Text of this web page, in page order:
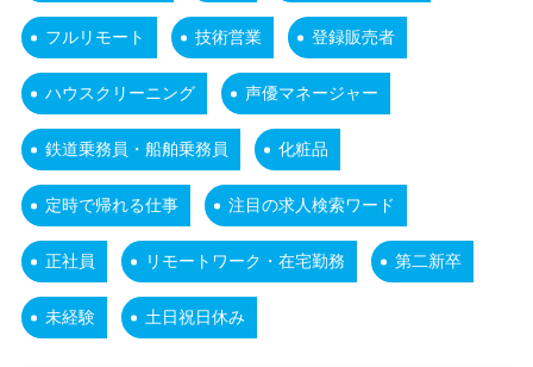
フルリモート 技術営業 登録販売者
ハウスクリーニング 声優マネージャー
鉄道乗務員・船舶乗務員 化粧品
定時で帰れる仕事 注目の求人検索ワード
正社員 リモートワーク・在宅勤務 第二新卒
未経験 土日祝日休み